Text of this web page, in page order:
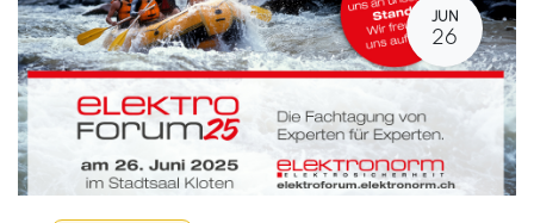
JUN
26